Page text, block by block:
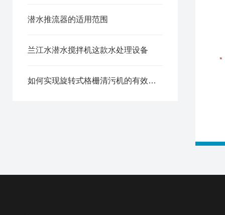
潜水推流器的适用范围
兰江水潜水搅拌机这款水处理设备
如何实现旋转式格栅清污机的有效去污效果呢？